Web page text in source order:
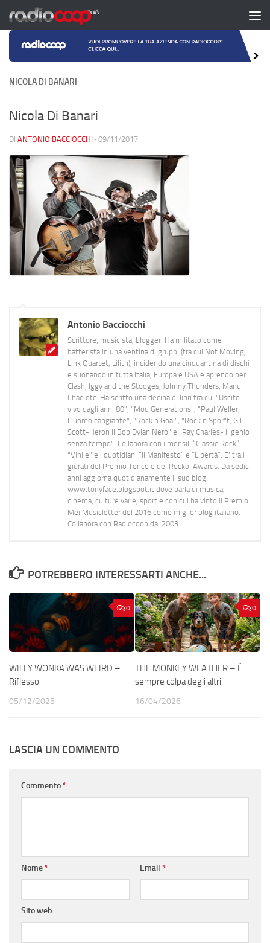
Salta al contenuto
NICOLA DI BANARI
Nicola Di Banari
DI ANTONIO BACCIOCCHI · 09/11/2017
Antonio Bacciocchi
Scrittore, musicista, blogger. Ha militato come
batterista in una ventina di gruppi (tra cui Not Moving,
Link Quartet, Lilith), incidendo una cinquantina di dischi
e suonando in tutta Italia, Europa e USA e aprendo per
Clash, Iggy and the Stooges, Johnny Thunders, Manu
Chao etc. Ha scritto una decina di libri tra cui "Uscito
vivo dagli anni 80", "Mod Generations", "Paul Weller,
L’uomo cangiante", "Rock n Goal", "Rock n Spor"t, Gil
Scott-Heron Il Bob Dylan Nero" e "Ray Charles- Il genio
senza tempo". Collabora con i mensili “Classic Rock”,
"Vinile" e i quotidiani “Il Manifesto” e “Libertà”. E' tra i
giurati del Premio Tenco e del Rockol Awards. Da sedici
anni aggiorna quotidianamente il suo blog
www.tonyface.blogspot.it dove parla di musica,
cinema, culture varie, sport e con cui ha vinto il Premio
Mei Musicletter del 2016 come miglior blog italiano.
Collabora con Radiocoop dal 2003.
POTREBBERO INTERESSARTI ANCHE...
0
WILLY WONKA WAS WEIRD –
Riflesso
05/12/2025
0
THE MONKEY WEATHER – È
sempre colpa degli altri
16/04/2026
LASCIA UN COMMENTO
Commento*
Nome* Email *
Sito web